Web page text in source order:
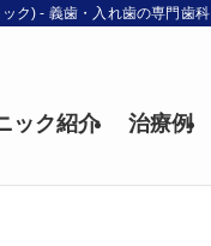
ク) - 義歯・入れ歯の専門歯科
ック紹介 治療例